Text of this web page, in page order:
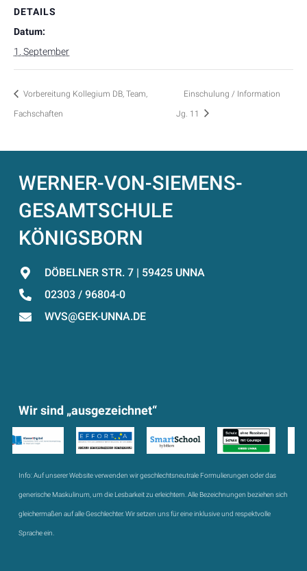
DETAILS
Datum:
1. September
Vorbereitung Kollegium DB, Team,
Fachschaften
Einschulung / Information
Jg. 11
WERNER-VON-SIEMENS-
GESAMTSCHULE
KÖNIGSBORN
DÖBELNER STR. 7 | 59425 UNNA
02303 / 96804-0
WVS@GEK-UNNA.DE
Wir sind „ausgezeichnet“
Info:Auf unserer Website verwenden wir geschlechtsneutrale Formulierungen oder das
generische Maskulinum, um die Lesbarkeit zu erleichtern. Alle Bezeichnungen beziehen sich
gleichermaßen auf alle Geschlechter. Wir setzen uns für eine inklusive und respektvolle
Sprache ein.